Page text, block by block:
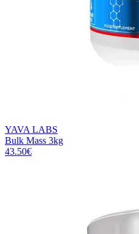
YAVA LABS
Bulk Mass 3kg
43.50€